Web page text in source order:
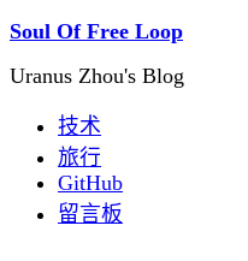
Soul Of Free Loop
Uranus Zhou's Blog
技术
旅行
GitHub
留言板